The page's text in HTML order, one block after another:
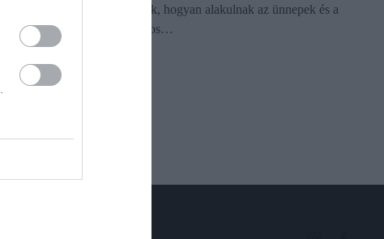
Magyarországon. Mutatjuk, hogyan alakulnak az ünnepek és a
három- valamint négynapos…